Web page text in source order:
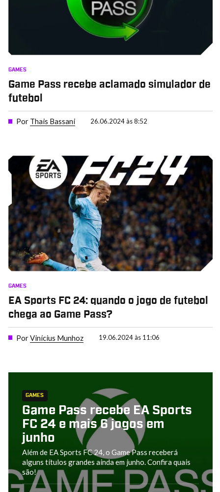
GAMES
Game Pass recebe aclamado simulador de
futebol
Por Thais Bassani 26.06.2024 às 8:52
GAMES
EA Sports FC 24: quando o jogo de futebol
chega ao Game Pass?
PorVinícius Munhoz 19.06.2024 às 11:06
GAMES
Game Pass recebe EA Sports
FC 24 e mais 6 jogos em
junho
Além de EA Sports FC 24, o Game Pass receberá
alguns títulos grandes ainda em junho. Confira quais
são!